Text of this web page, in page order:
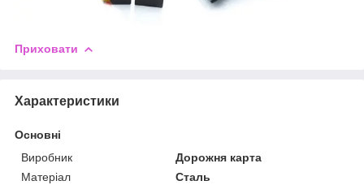
Приховати
Характеристики
Основні
Виробник
Дорожня карта
Матеріал
Сталь